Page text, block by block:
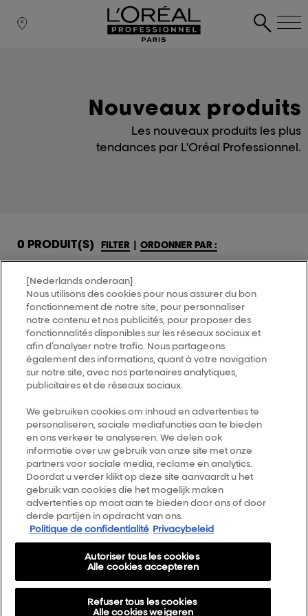
Nouveaux produits
Les nouveaux produits les plus
tendances par L'Oréal Professionnel.
0 PRODUIT(S) FILTER ORDONNER PAR :
MY HAIR[iD]
Trouver un salon
Follow us
L’Oréal Professionnel
14, rue Royale 75008 PARIS
consumercareNL@loreal.com
Retour haut de page
Choisir votre pays
Plan du site
Conditions générales
Politique de confidentialité
[Nederlands onderaan]
Nous utilisons des cookies pour nous assurer du bon
fonctionnement de notre site, pour personnaliser
notre contenu et nos publicités, pour proposer des
fonctionnalités disponibles sur les réseaux sociaux et
afin d’analyser notre trafic. Nous partageons
également des informations, quant à votre navigation
sur notre site, avec nos partenaires analytiques,
publicitaires et de réseaux sociaux.
We gebruiken cookies om inhoud en advertenties te
personaliseren, sociale mediafuncties aan te bieden
en ons verkeer te analyseren. We delen ook
informatie over uw gebruik van onze site met onze
partners voor sociale media, reclame en analytics.
Doordat u verder klikt op deze site aanvaardt u het
gebruik van cookies die het mogelijk maken
advertenties op maat aan te bieden door ons of door
derde partijen in opdracht van ons.
Politique de confidentialité Privacybeleid
Refuser tous les cookies
Alle cookies weigeren
Autoriser tous les cookies
Alle cookies accepteren